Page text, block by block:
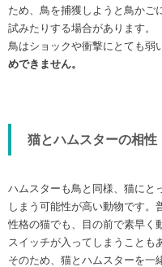
ため、鳥を捕獲しようと鳥かご
試みたりする場合があります。
鳥はショックや衝撃にとても弱
めできません。
猫とハムスターの相性
ハムスターも鳥と同様、猫にと
しまう可能性が高い動物です。
性格の猫でも、目の前で素早く
スイッチが入ってしまうことも
そのため、猫とハムスターを一